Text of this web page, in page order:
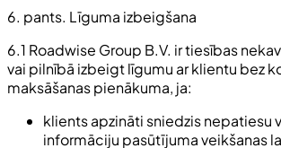
6. pants. Līguma izbeigšana
6.1 Roadwise Group B.V. ir tiesības
vai pilnībā izbeigt līgumu ar klientu bez
maksāšanas pienākuma, ja:
klients apzināti sniedzis nepatiesu
informāciju pasūtījuma veikšanas